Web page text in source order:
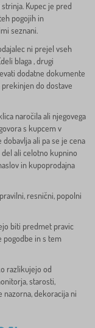
Kupec je pred
pogojih in
seznani.
ni prejel vseh
blaga , drugi
dodatne dokumente
do dostave
naročila ali njegovega
s kupcem v
ali pa se je cena
ali celotno kupnino
in kupoprodajna
resnični, popolni
biti predmet pravic
pogodbe in s tem
razlikujejo od
starosti,
nazorna, dekoracija ni